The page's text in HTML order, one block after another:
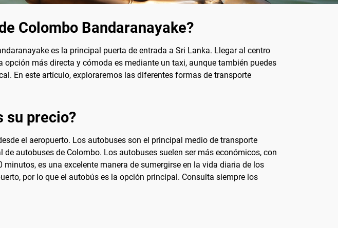
Colombo Bandaranayake?
es la principal puerta de entrada a Sri Lanka. Llegar al centro
más directa y cómoda es mediante un taxi, aunque también puedes
En este artículo, exploraremos las diferentes formas de transporte
su precio?
el aeropuerto. Los autobuses son el principal medio de transporte
autobuses de Colombo. Los autobuses suelen ser más económicos, con
es una excelente manera de sumergirse en la vida diaria de los
por lo que el autobús es la opción principal. Consulta siempre los